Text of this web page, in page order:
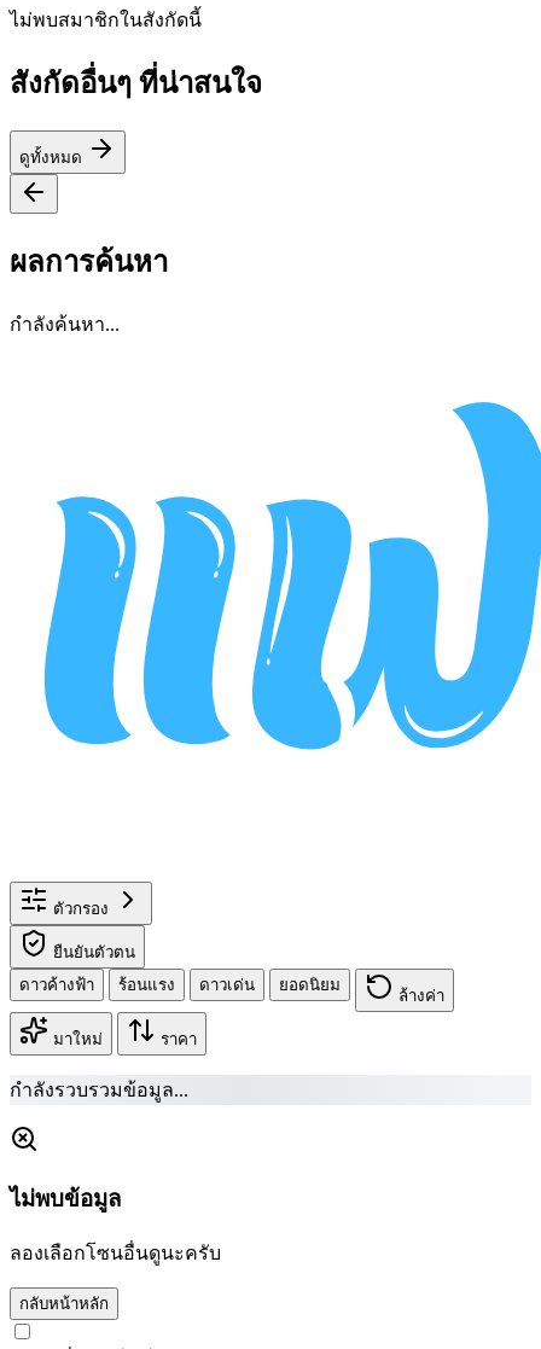
ไม่พบสมาชิกในสังกัดนี้
สังกัดอื่นๆ ที่น่าสนใจ
ดูทั้งหมด
ผลการค้นหา
กำลังค้นหา...
ตัวกรอง
ยืนยันตัวตน
ดาวค้างฟ้า
ร้อนแรง ดาวเด่น ยอดนิยม
ล้างค่า
มาใหม่ ราคา
กำลังรวบรวมข้อมูล...
ไม่พบข้อมูล
ลองเลือกโซนอื่นดูนะครับ
กลับหน้าหลัก